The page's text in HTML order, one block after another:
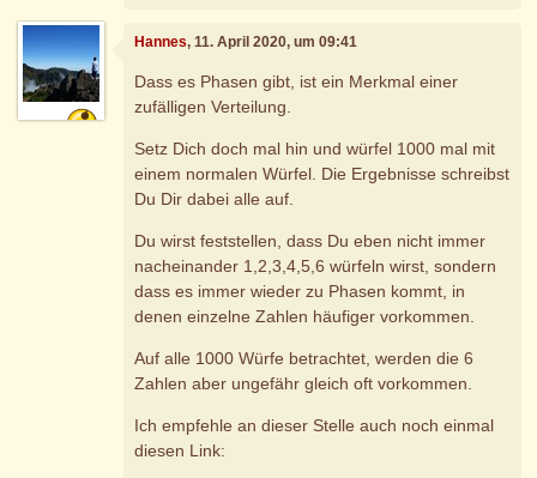
Hannes, 11. April 2020, um 09:41
Dass es Phasen gibt, ist ein Merkmal einer
zufälligen Verteilung.
Setz Dich doch mal hin und würfel 1000 mal mit
einem normalen Würfel. Die Ergebnisse schreibst
Du Dir dabei alle auf.
Du wirst feststellen, dass Du eben nicht immer
nacheinander 1,2,3,4,5,6 würfeln wirst, sondern
dass es immer wieder zu Phasen kommt, in
denen einzelne Zahlen häufiger vorkommen.
Auf alle 1000 Würfe betrachtet, werden die 6
Zahlen aber ungefähr gleich oft vorkommen.
Ich empfehle an dieser Stelle auch noch einmal
diesen Link: